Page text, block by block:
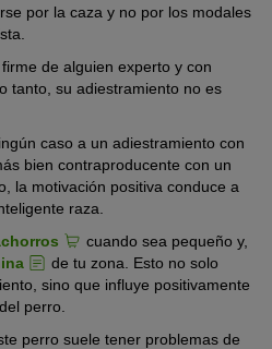
por la caza y no por los modales
de alguien experto y con
tanto, su adiestramiento no es
caso a un adiestramiento con
bien contraproducente con un
la motivación positiva conduce a
raza.
cuando sea pequeño y,
de tu zona. Esto no solo
sino que influye positivamente
perro.
perro suele tener problemas de